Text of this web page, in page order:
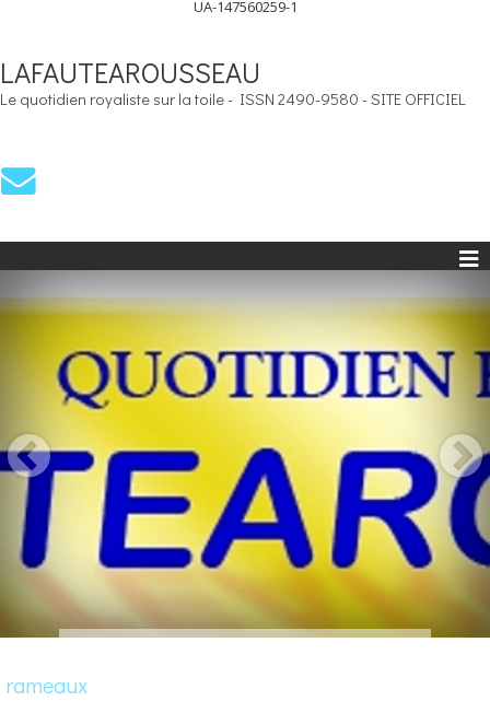
UA-147560259-1
LAFAUTEAROUSSEAU
Le quotidien royaliste sur la toile - ISSN 2490-9580 - SITE OFFICIEL
rameaux